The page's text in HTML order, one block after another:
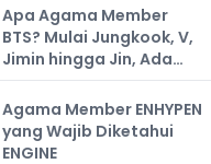
Apa Agama Member
BTS? Mulai Jungkook, V,
Jimin hingga Jin, Ada
yang Atheis
Agama Member ENHYPEN
yang Wajib Diketahui
ENGINE